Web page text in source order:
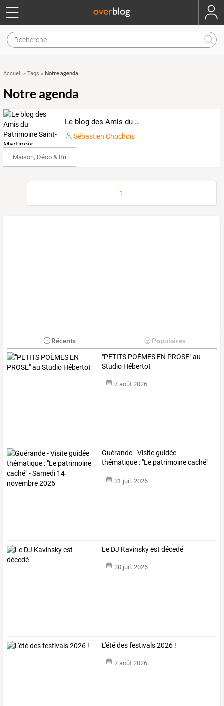
Accueil » Tags » Notre agenda
Notre agenda
Le blog des Amis du Patrimoine Saint-Martinois
Sébastien Chochois
Maison, Déco & Bricolage
1
Récents Populaires
"PETITS POÈMES EN PROSE" au
Studio Hébertot
7 août 2026
Guérande-Visiteguidée
thématique : "Le patrimoinecaché"
31 juil. 2026
Le DJ Kavinsky est décedé
30 juil. 2026
L'été des festivals 2026 !
7 août 2026